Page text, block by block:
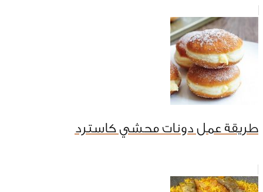
طريقة عمل دونات محشي كاسترد